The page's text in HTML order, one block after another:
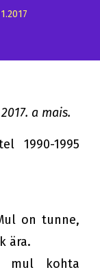
a mais.
1990-1995
on tunne,
ära.
mul kohta